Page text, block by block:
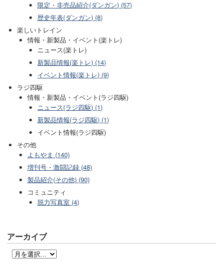
限定・非売品紹介(ダンガン) (57)
歴史年表(ダンガン) (8)
楽しいトレイン
情報・新製品・イベント(楽トレ)
ニュース(楽トレ)
新製品情報(楽トレ) (14)
イベント情報(楽トレ) (9)
ラジ四駆
情報・新製品・イベント(ラジ四駆)
ニュース(ラジ四駆) (1)
新製品情報(ラジ四駆) (1)
イベント情報(ラジ四駆)
その他
よもやま (140)
増刊号・激闘記録 (48)
製品紹介(その他) (90)
コミュニティ
脱力写真室 (4)
アーカイブ